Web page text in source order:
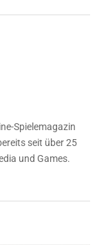
Spielemagazin
seit über 25
und Games.